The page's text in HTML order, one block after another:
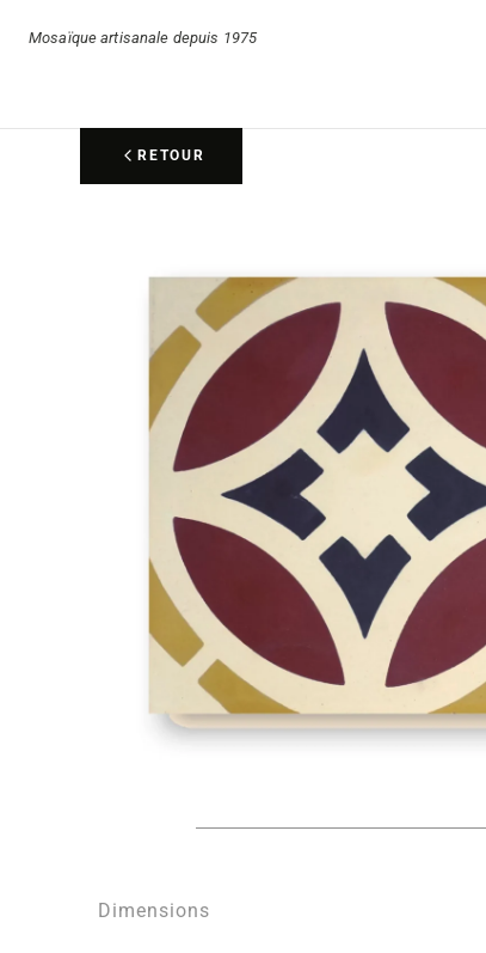
Mosaïque artisanale depuis 1975
RETOUR
Dimensions